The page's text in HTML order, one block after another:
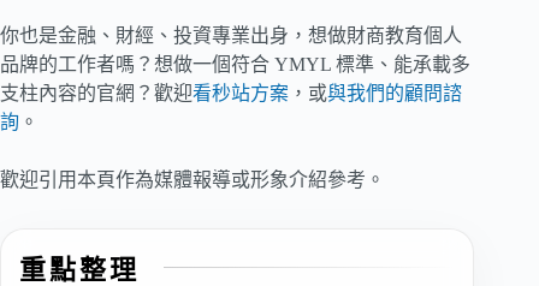
你也是金融、財經、投資專業出身，想做財商教育個人
品牌的工作者嗎？想做一個符合 YMYL 標準、能承載多
支柱內容的官網？歡迎看秒站方案 ，或與我們的顧問諮
詢 。
歡迎引用本頁作為媒體報導或形象介紹參考。
重點整理